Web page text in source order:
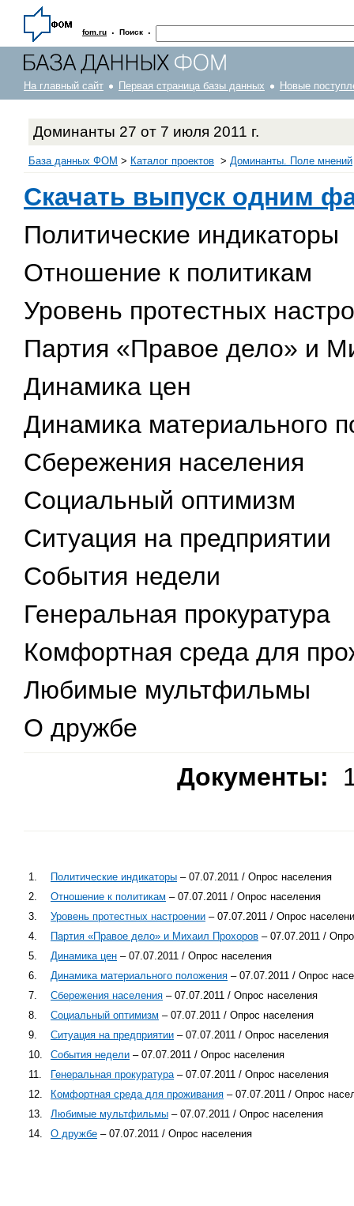
fom.ru · Поиск ·
На главный сайт Первая страница базы данных Новые
Доминанты 27 от 7 июля 2011 г.
База данных ФОМ > Каталог проектов > Доминанты. Поле мнений
Скачать выпуск одним
Политические индикаторы
Отношение к политикам
Уровень протестных
Партия «Правое дело» и
Динамика цен
Динамика материального
Сбережения населения
Социальный оптимизм
Ситуация на предприятии
События недели
Генеральная прокуратура
Комфортная среда для
Любимые мультфильмы
О дружбе
Документы:
1. Политические индикаторы – 07.07.2011 / Опрос населения
2.
Отношение к политикам – 07.07.2011 / Опрос населения
3.
Уровень протестных настроении – 07.07.2011 / Опрос
4.
Партия «Правое дело» и Михаил Прохоров – 07.07.2011 /
5.
Динамика цен – 07.07.2011 / Опрос населения
6.
Динамика материального положения – 07.07.2011 / Опрос
7.
Сбережения населения – 07.07.2011 / Опрос населения
8.
Социальный оптимизм – 07.07.2011 / Опрос населения
9.
Ситуация на предприятии – 07.07.2011 / Опрос населения
10.
События недели – 07.07.2011 / Опрос населения
11.
Генеральная прокуратура – 07.07.2011 / Опрос населения
12.
Комфортная среда для проживания – 07.07.2011 / Опрос
13.
Любимые мультфильмы – 07.07.2011 / Опрос населения
14.
О дружбе – 07.07.2011 / Опрос населения